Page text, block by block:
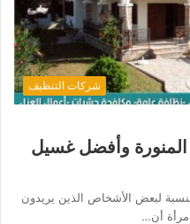
شركات التنظيف
وأفضل غسيل
لبعض الأشخاص الذين يريدون
أن…